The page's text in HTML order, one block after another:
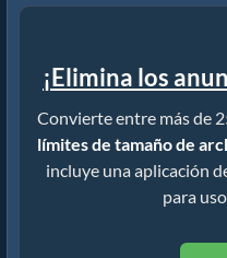
¡Elimina los
Convierte entre más de
límites de tamaño de
incluye una aplicación
para